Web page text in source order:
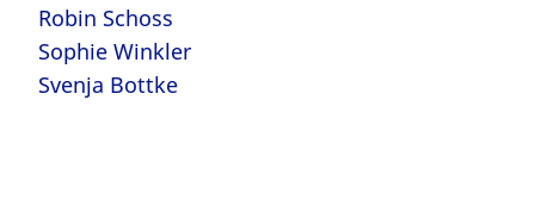
Robin Schoss
Sophie Winkler
Svenja Bottke